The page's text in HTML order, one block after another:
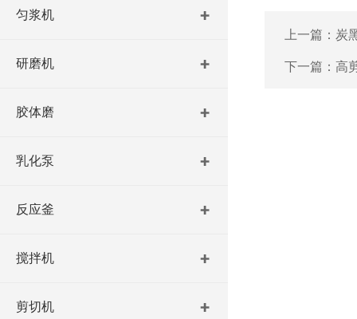
匀浆机
研磨机
胶体磨
乳化泵
反应釜
搅拌机
剪切机
上一篇： 炭
下一篇： 高